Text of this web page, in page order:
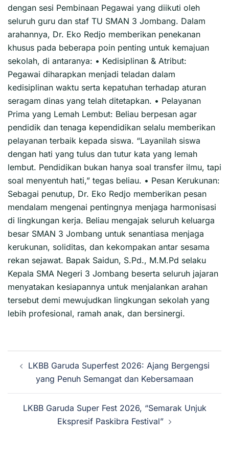
dengan sesi Pembinaan Pegawai yang diikuti oleh
seluruh guru dan staf TU SMAN 3 Jombang. Dalam
arahannya, Dr. Eko Redjo memberikan penekanan
khusus pada beberapa poin penting untuk kemajuan
sekolah, di antaranya: • Kedisiplinan & Atribut:
Pegawai diharapkan menjadi teladan dalam
kedisiplinan waktu serta kepatuhan terhadap aturan
seragam dinas yang telah ditetapkan. • Pelayanan
Prima yang Lemah Lembut: Beliau berpesan agar
pendidik dan tenaga kependidikan selalu memberikan
pelayanan terbaik kepada siswa. “Layanilah siswa
dengan hati yang tulus dan tutur kata yang lemah
lembut. Pendidikan bukan hanya soal transfer ilmu, tapi
soal menyentuh hati,” tegas beliau. • Pesan Kerukunan:
Sebagai penutup, Dr. Eko Redjo memberikan pesan
mendalam mengenai pentingnya menjaga harmonisasi
di lingkungan kerja. Beliau mengajak seluruh keluarga
besar SMAN 3 Jombang untuk senantiasa menjaga
kerukunan, soliditas, dan kekompakan antar sesama
rekan sejawat. Bapak Saidun, S.Pd., M.M.Pd selaku
Kepala SMA Negeri 3 Jombang beserta seluruh jajaran
menyatakan kesiapannya untuk menjalankan arahan
tersebut demi mewujudkan lingkungan sekolah yang
lebih profesional, ramah anak, dan bersinergi.
Navigasi
Tulisan
LKBB Garuda Superfest 2026: Ajang Bergengsi
yang Penuh Semangat dan Kebersamaan
LKBB Garuda Super Fest 2026, “Semarak Unjuk
Ekspresif Paskibra Festival”